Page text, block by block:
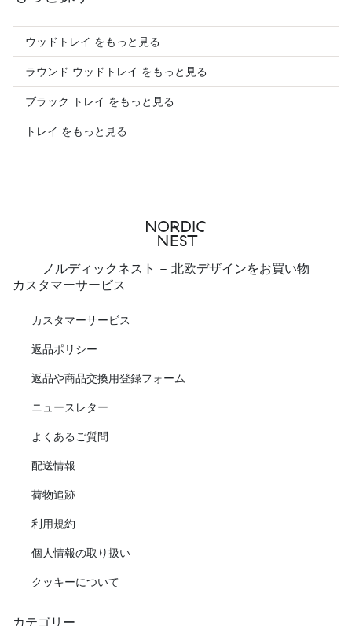
ウッドトレイ をもっと見る
ラウンド ウッドトレイ をもっと見る
ブラック トレイ をもっと見る
トレイ をもっと見る
ノルディックネスト - 北欧デザインをお買い物
カスタマーサービス
カスタマーサービス
返品ポリシー
返品や商品交換用登録フォーム
ニュースレター
よくあるご質問
配送情報
荷物追跡
利用規約
個人情報の取り扱い
クッキーについて
カテゴリー